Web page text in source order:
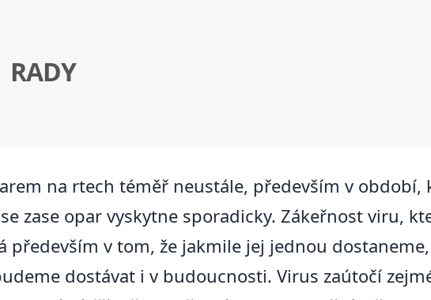
RADY
na rtech téměř neustále, především v období,
zase opar vyskytne sporadicky. Zákeřnost viru,
především v tom, že jakmile jej jednou
dostávat i v budoucnosti. Virus zaútočí